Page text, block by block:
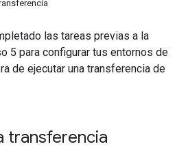
las tareas previas a la
5 para configurar tus entornos de
de ejecutar una transferencia de
transferencia